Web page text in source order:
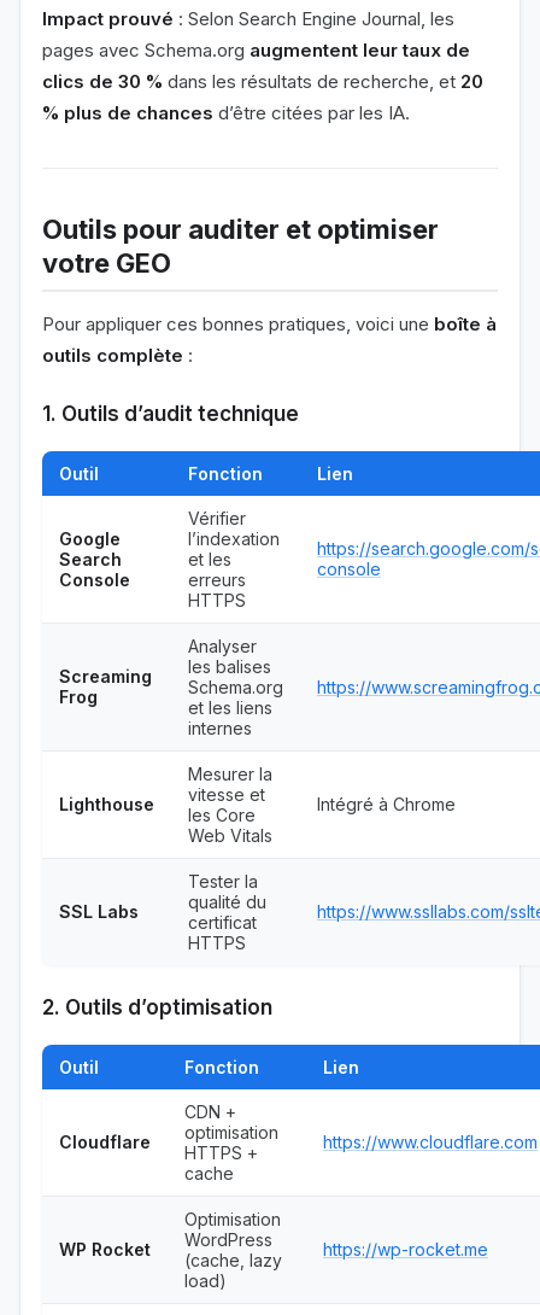
Impact prouvé : Selon Search Engine Journal, les
pages avec Schema.org augmentent leur taux de
clics de 30 % dans les résultats de recherche, et 20
% plus de chances d’être citées par les IA.
Outils pour auditer et optimiser
votre GEO
Pour appliquer ces bonnes pratiques, voici une boîte à
outils complète :
1. Outils d’audit technique
Outil Fonction Lien
Google
Search
Console
Vérifier
l’indexation
et les
erreurs
HTTPS
https://search.google.com/
console
Screaming
Frog
Analyser
les balises
Schema.org
et les liens
internes
https://
Lighthouse
Mesurer la
vitesse et
les Core
Web Vitals
Intégré à Chrome
SSL Labs
Tester la
qualité du
certificat
HTTPS
https://www.ssllabs.com/
2. Outils d’optimisation
Outil Fonction Lien
Cloudflare
CDN +
optimisation
HTTPS +
cache
https://www.cloudflare.com
WP Rocket
Optimisation
WordPress
(cache, lazy
load)
https://wp-rocket.me